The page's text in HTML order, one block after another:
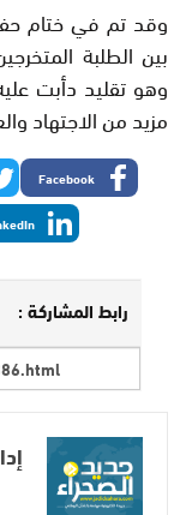
وقد تم في ختام
بين الطلبة
وهو تقليد دأبت
مزيد من الاجتهاد
Facebook
رابط المشاركة :